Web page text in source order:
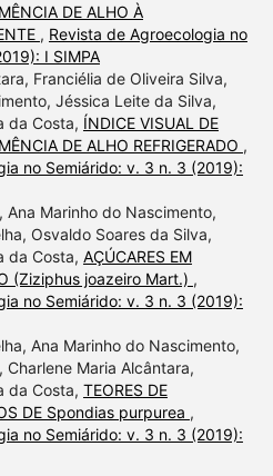
DE ALHO À
, Revista de Agroecologia no
I SIMPA
Franciélia de Oliveira Silva,
Jéssica Leite da Silva,
da Costa, ÍNDICE VISUAL DE
DE ALHO REFRIGERADO ,
no Semiárido: v. 3 n. 3 (2019):
Ana Marinho do Nascimento,
Osvaldo Soares da Silva,
da Costa, AÇÚCARES EM
(Ziziphus joazeiro Mart.) ,
no Semiárido: v. 3 n. 3 (2019):
Ana Marinho do Nascimento,
Maria Alcântara,
da Costa, TEORES DE
DE Spondias purpurea ,
no Semiárido: v. 3 n. 3 (2019):